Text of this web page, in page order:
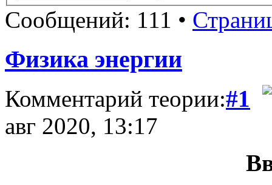
Сообщений: 111 •
Физика энергии
Комментарий теории:#1
авг 2020, 13:17